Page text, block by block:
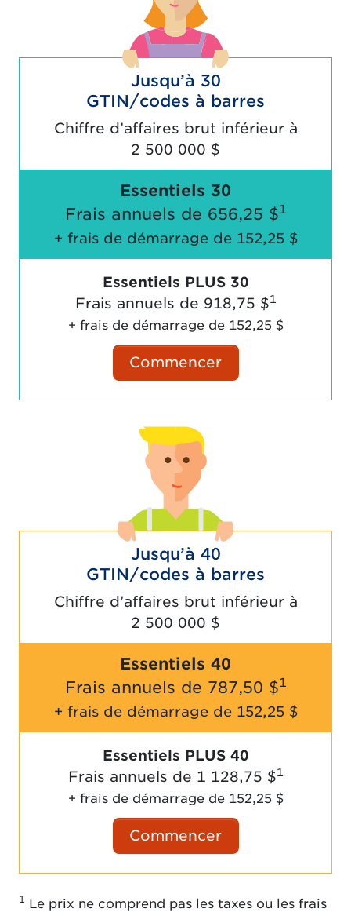
Jusqu’à 30
GTIN/codes à barres
Chiffre d’affaires brut inférieur à
2 500 000 $
Essentiels 30
Frais annuels de 656,25 $1
+ frais de démarrage de 152,25 $
Essentiels PLUS 30
Frais annuels de 918,75 $1
+ frais de démarrage de 152,25 $
Commencer
Jusqu’à 40
GTIN/codes à barres
Chiffre d’affaires brut inférieur à
2 500 000 $
Essentiels 40
Frais annuels de 787,50 $1
+ frais de démarrage de 152,25 $
Essentiels PLUS 40
Frais annuels de 1 128,75 $1
+ frais de démarrage de 152,25 $
Commencer
1 Le prix ne comprend pas les taxes ou les frais